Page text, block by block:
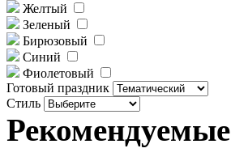
Желтый
Зеленый
Бирюзовый
Синий
Фиолетовый
Готовый праздник
Стиль
Рекомендуемые